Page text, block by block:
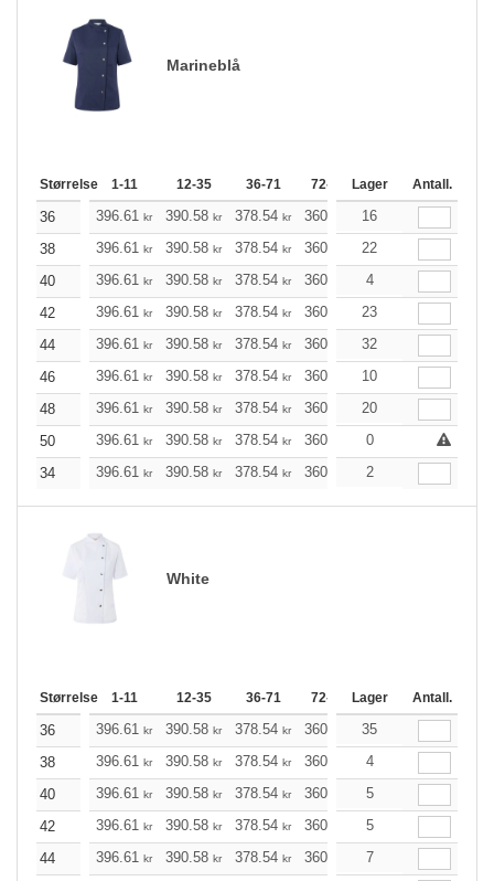
Marineblå
Størrelse 1-11 12-35 36-71 72-143 144-287
Lager Antall.
36 396.61 kr 390.58 kr 378.54 kr 360.48 342.53
16
38
396.61 kr 390.58 kr 378.54 kr 360.48 342.53
22
40
396.61 kr 390.58 kr 378.54 kr 360.48
4
42
396.61 kr 390.58 kr 378.54 kr 360.48 342.53
23
44
396.61 kr 390.58 kr 378.54 kr 360.48 342.53
32
46
396.61 kr 390.58 kr 378.54 kr 360.48 342.53
10
48
396.61 kr 390.58 kr 378.54 kr 360.48 342.53
20
50
396.61 kr 390.58 kr 378.54 kr 360.48 333.50
0
34
396.61 kr 390.58 kr 378.54 kr 360.48 2
White
Størrelse 1-11 12-35 36-71 72-143 144-287
Lager Antall.
36 396.61 kr 390.58 kr 378.54 kr 360.48 342.53
35
38
396.61 kr 390.58 kr 378.54 kr 360.48
4
40
396.61 kr 390.58 kr 378.54 kr 360.48
5
42
396.61 kr 390.58 kr 378.54 kr 360.48
5
44
396.61 kr 390.58 kr 378.54 kr 360.48
7